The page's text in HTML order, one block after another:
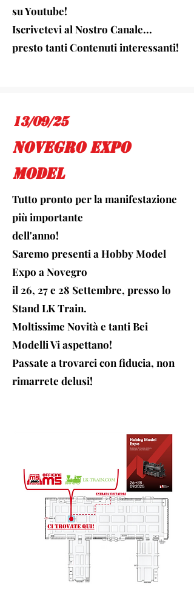
su Youtube!
Iscrivetevi al Nostro Canale...
presto tanti Contenuti interessanti!
13/09/25
novegro expo
model
Tutto pronto per la manifestazione
più importante
dell'anno!
Saremo presenti a Hobby Model
Expo a Novegro
il 26, 27 e 28 Settembre, presso lo
Stand LK Train.
Moltissime Novità e tanti Bei
Modelli Vi aspettano!
Passate a trovarci con fiducia, non
rimarrete delusi!